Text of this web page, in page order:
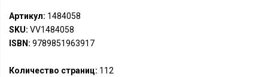
Артикул: 1484058
SKU: VV1484058
ISBN: 9789851963917
Количество страниц: 112